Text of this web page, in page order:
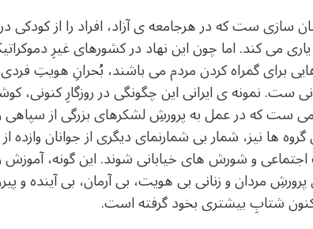
سازی ست که در هرجامعه ی آزاد، افراد را از
می کند. اما چون این نهاد در کشورهای غیرِ
برای گمراه کردن مردم می باشند، بُحرانِ هویتِ
ست. نمونه ی ایرانی این چگونگی در روزگارِ کنونی،
ست که در عمل به پرورشِ لشکرهای بزرگی از
ها نیز، شمار بی شمارنمای دیگری از جوانان
و شورش های خیابانی شوند. این گونه، آموزش و
مردان و زنانی بی هویت، بی آرمان، بی آینده و
شتابِ بیشتری بخود گرفته است.